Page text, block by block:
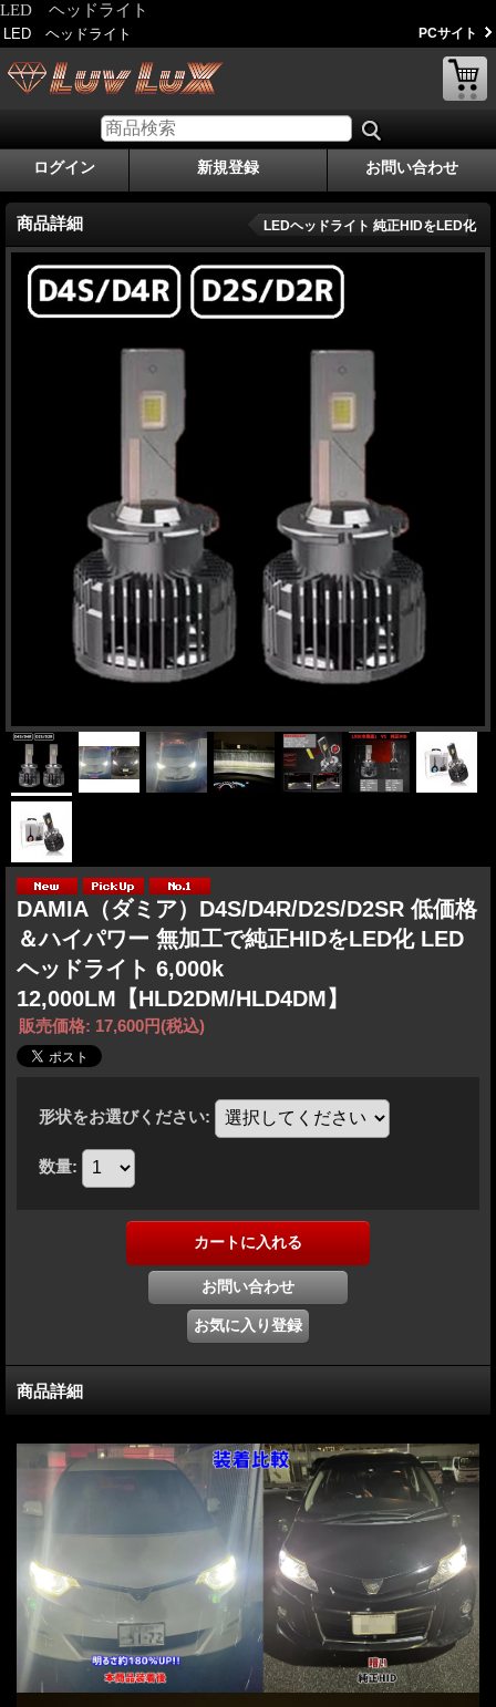
LED ヘッドライト
LED ヘッドライト PCサイト
ログイン 新規登録 お問い合わせ
商品詳細 LEDヘッドライト 純正HIDをLED化
DAMIA（ダミア）D4S/D4R/D2S/D2SR 低価格
＆ハイパワー 無加工で純正HIDをLED化 LED
ヘッドライト 6,000k
12,000LM【HLD2DM/HLD4DM】
販売価格: 17,600円(税込)
形状をお選びください:
数量:
商品詳細